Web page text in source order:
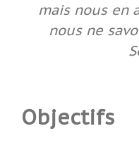
mais nous en
nous ne
Objectifs